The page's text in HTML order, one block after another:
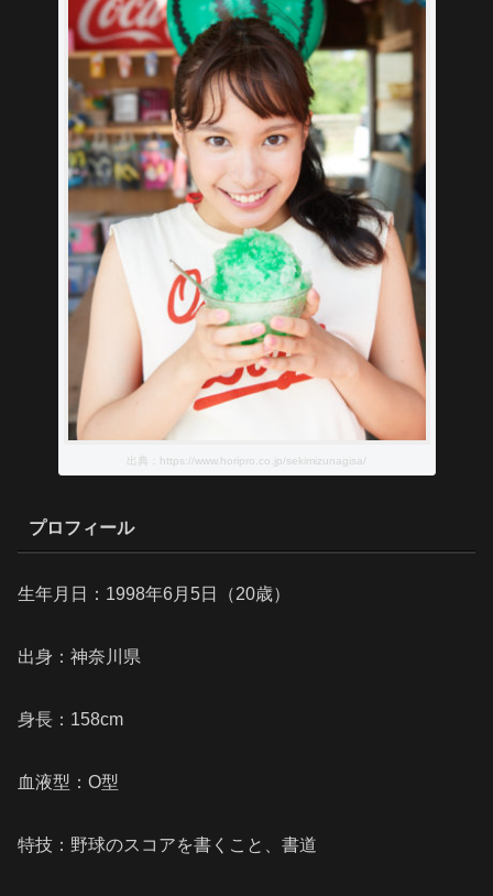
出典：https://www.horipro.co.jp/sekimizunagisa/
プロフィール
生年月日：1998年6月5日（20歳）
出身：神奈川県
身長：158cm
血液型：O型
特技：野球のスコアを書くこと、書道